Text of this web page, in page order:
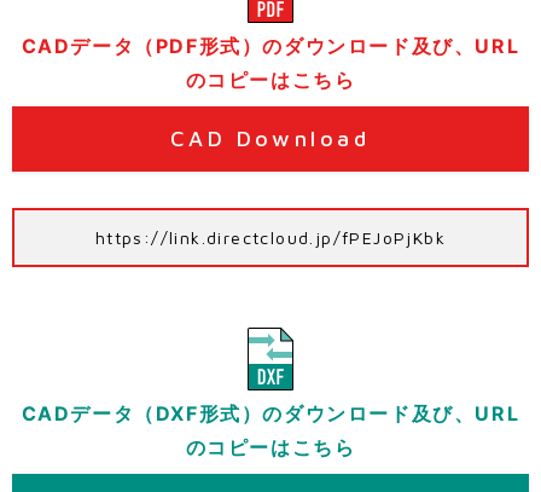
CADデータ（PDF形式）のダウンロード及び、URL
のコピーはこちら
CAD Download
https://link.directcloud.jp/fPEJoPjKbk
CADデータ（DXF形式）のダウンロード及び、URL
のコピーはこちら